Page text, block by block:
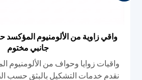
واقي زاوية من الألومنيوم
جانبي مختوم
واقيات زوايا وحواف من الألومنيوم
نقدم خدمات التشكيل بالبثق حسب